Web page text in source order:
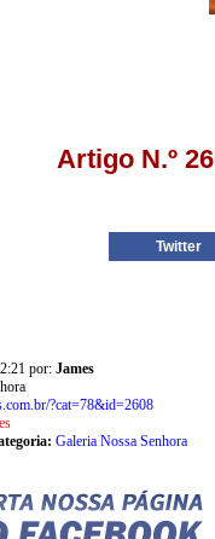
Artigo N.º
Twitter
por: James
?cat=78&id=2608
Galeria Nossa Senhora